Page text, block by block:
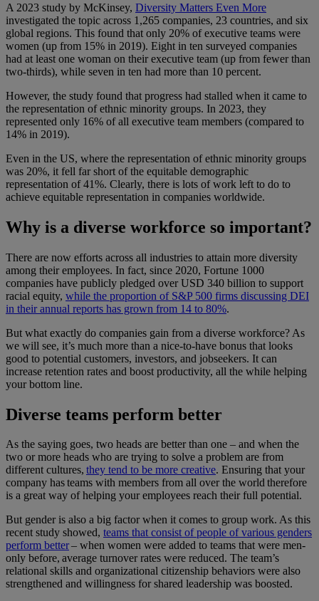
A 2023 study by McKinsey, Diversity Matters Even More
investigated the topic across 1,265 companies, 23 countries, and six
global regions. This found that only 20% of executive teams were
women (up from 15% in 2019). Eight in ten surveyed companies
had at least one woman on their executive team (up from fewer than
two-thirds), while seven in ten had more than 10 percent.
However, the study found that progress had stalled when it came to
the representation of ethnic minority groups. In 2023, they
represented only 16% of all executive team members (compared to
14% in 2019).
Even in the US, where the representation of ethnic minority groups
was 20%, it fell far short of the equitable demographic
representation of 41%. Clearly, there is lots of work left to do to
achieve equitable representation in companies worldwide.
Why is a diverse workforce so important?
There are now efforts across all industries to attain more diversity
among their employees. In fact, since 2020, Fortune 1000
companies have publicly pledged over USD 340 billion to support
racial equity, while the proportion of S&P 500 firms discussing DEI
in their annual reports has grown from 14 to 80%.
But what exactly do companies gain from a diverse workforce? As
we will see, it’s much more than a nice-to-have bonus that looks
good to potential customers, investors, and jobseekers. It can
increase retention rates and boost productivity, all the while helping
your bottom line.
Diverse teams perform better
As the saying goes, two heads are better than one – and when the
two or more heads who are trying to solve a problem are from
different cultures, they tend to be more creative. Ensuring that your
company has teams with members from all over the world therefore
is a great way of helping your employees reach their full potential.
But gender is also a big factor when it comes to group work. As this
recent study showed, teams that consist of people of various genders
perform better– when women were added to teams that were men-
only before, average turnover rates were reduced. The team’s
relational skills and organizational citizenship behaviors were also
strengthened and willingness for shared leadership was boosted.